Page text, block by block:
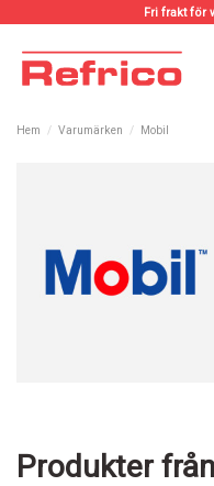
Fri frakt för
Hem Varumärken Mobil
Produkter